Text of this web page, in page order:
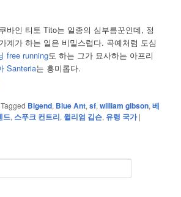
바인 티토 Tito는 일종의 심부름꾼인데, 정
계가 하는 일은 비밀스럽다. 곡예처럼 도심
free running도 하는 그가 묘사하는 아프리
Santeria는 흥미롭다.
Tagged Bigend, Blue Ant,sf,william gibson,베
드, 스푸크 컨트리, 윌리엄 깁슨, 유령 국가 |